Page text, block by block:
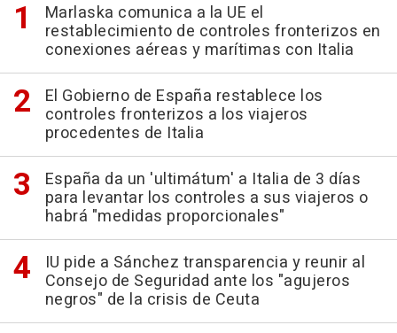
Marlaska comunica a la UE el
restablecimiento de controles fronterizos en
conexiones aéreas y marítimas con Italia
El Gobierno de España restablece los
controles fronterizos a los viajeros
procedentes de Italia
España da un 'ultimátum' a Italia de 3 días
para levantar los controles a sus viajeros o
habrá "medidas proporcionales"
IU pide a Sánchez transparencia y reunir al
Consejo de Seguridad ante los "agujeros
negros" de la crisis de Ceuta